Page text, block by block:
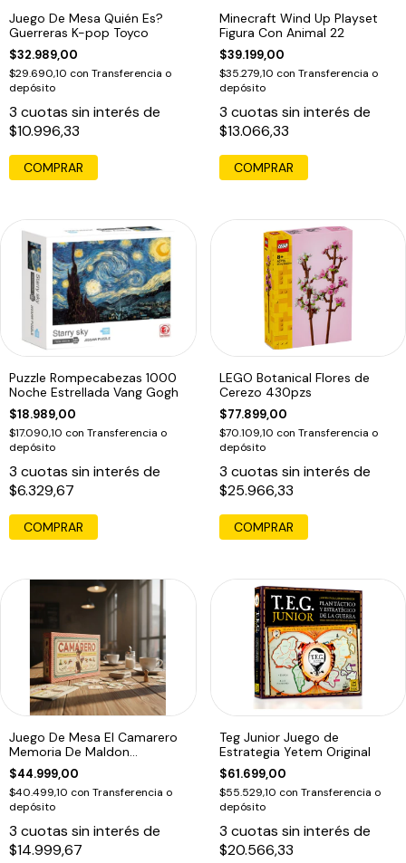
Juego De Mesa Quién Es?
Guerreras K-pop Toyco
$32.989,00
$29.690,10 con Transferencia o
depósito
3 cuotas sin interés de
$10.996,33
Minecraft Wind Up Playset
Figura Con Animal 22
$39.199,00
$35.279,10 con Transferencia o
depósito
3 cuotas sin interés de
$13.066,33
COMPRAR
Puzzle Rompecabezas 1000
Noche Estrellada Vang Gogh
$18.989,00
$17.090,10 con Transferencia o
depósito
3 cuotas sin interés de
$6.329,67
LEGO Botanical Flores de
Cerezo 430pzs
$77.899,00
$70.109,10 con Transferencia o
depósito
3 cuotas sin interés de
$25.966,33
COMPRAR
Juego De Mesa El Camarero
Memoria De Maldon
Educando
$44.999,00
$40.499,10 con Transferencia o
depósito
3 cuotas sin interés de
$14.999,67
Teg Junior Juego de
Estrategia Yetem Original
$61.699,00
$55.529,10 con Transferencia o
depósito
3 cuotas sin interés de
$20.566,33